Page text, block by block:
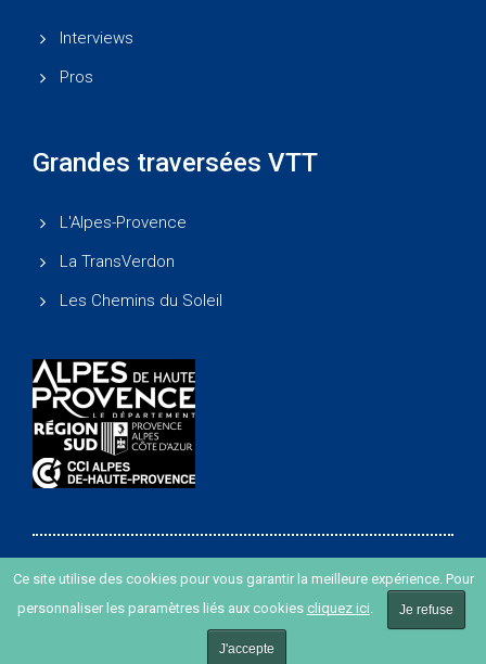
Interviews
Pros
Grandes traversées VTT
L'Alpes-Provence
La TransVerdon
Les Chemins du Soleil
Copyright ©-Agence de développement des Alpes de
Haute Provence-Création de site internet agence Oyopi
Plan du site-Mentions légales
Ce site utilise des cookies pour vous garantir la meilleure expérience. Pour
personnaliser les paramètres liés aux cookies cliquez ici. Je refuse
J'accepte